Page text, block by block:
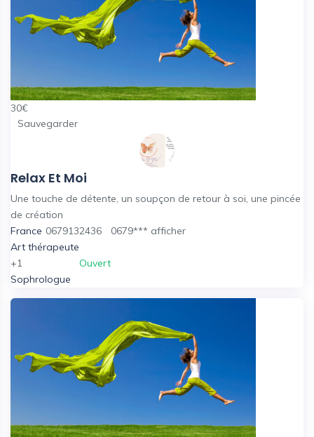
30€
Sauvegarder
Relax Et Moi
Une touche de détente, un soupçon de retour à soi, une pincée
de création
France 0679132436 0679*** afficher
Art thérapeute
+1
Sophrologue
Ouvert